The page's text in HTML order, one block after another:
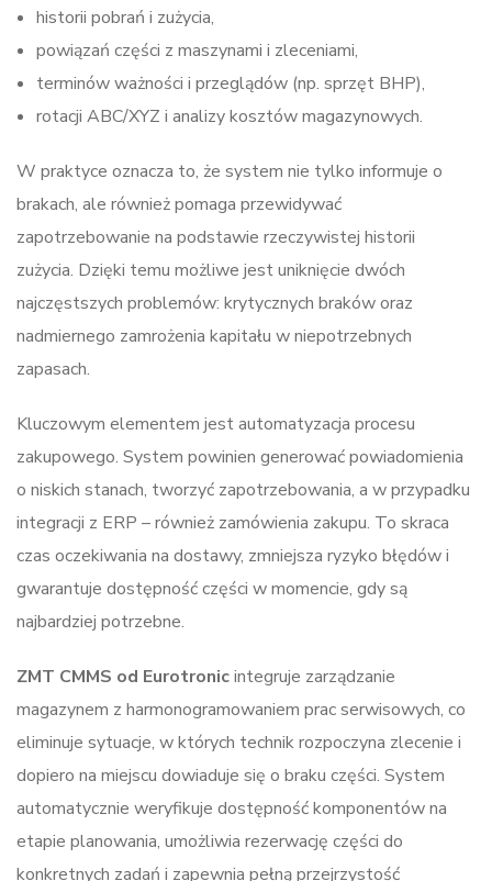
historii pobrań i zużycia,
powiązań części z maszynami i zleceniami,
terminów ważności i przeglądów (np. sprzęt BHP),
rotacji ABC/XYZ i analizy kosztów magazynowych.
W praktyce oznacza to, że system nie tylko informuje o
brakach, ale również pomaga przewidywać
zapotrzebowanie na podstawie rzeczywistej historii
zużycia. Dzięki temu możliwe jest uniknięcie dwóch
najczęstszych problemów: krytycznych braków oraz
nadmiernego zamrożenia kapitału w niepotrzebnych
zapasach.
Kluczowym elementem jest automatyzacja procesu
zakupowego. System powinien generować powiadomienia
o niskich stanach, tworzyć zapotrzebowania, a w przypadku
integracji z ERP – również zamówienia zakupu. To skraca
czas oczekiwania na dostawy, zmniejsza ryzyko błędów i
gwarantuje dostępność części w momencie, gdy są
najbardziej potrzebne.
ZMT CMMS od Eurotronicintegruje zarządzanie
magazynem z harmonogramowaniem prac serwisowych, co
eliminuje sytuacje, w których technik rozpoczyna zlecenie i
dopiero na miejscu dowiaduje się o braku części. System
automatycznie weryfikuje dostępność komponentów na
etapie planowania, umożliwia rezerwację części do
konkretnych zadań i zapewnia pełną przejrzystość